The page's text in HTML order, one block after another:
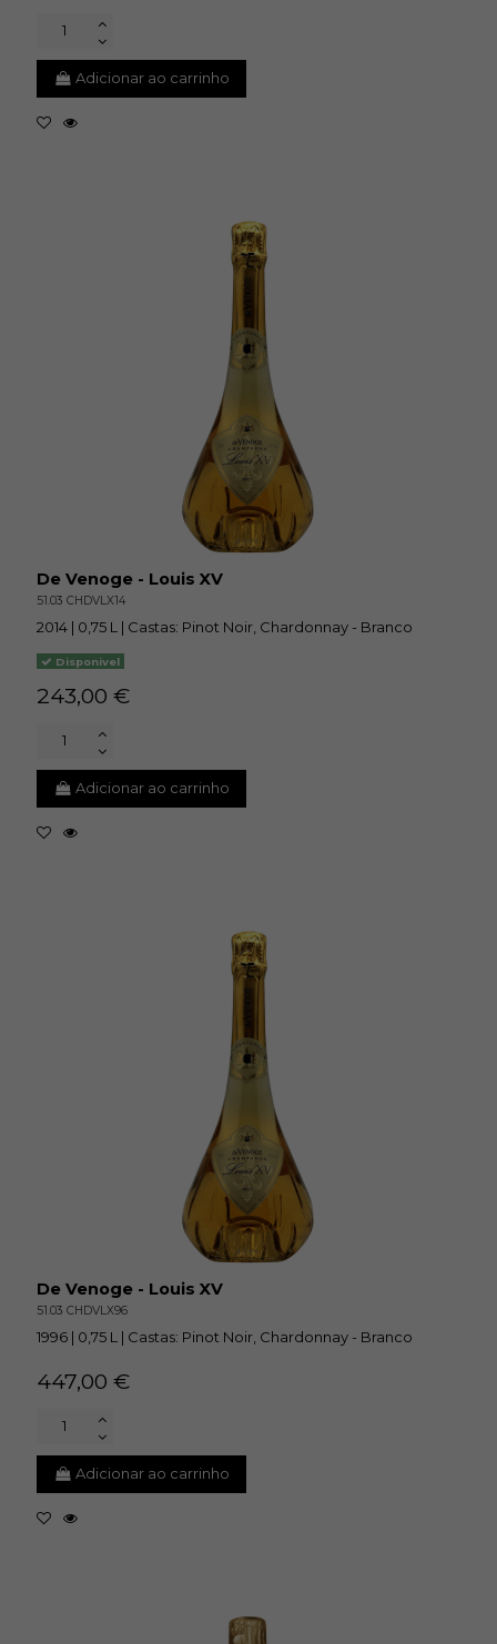
Adicionar ao carrinho
De Venoge - Louis XV
51.03 CHDVLX14
2014 | 0,75 L | Castas: Pinot Noir, Chardonnay - Branco
Disponivel
243,00 €
Adicionar ao carrinho
De Venoge - Louis XV
51.03 CHDVLX96
1996 | 0,75 L | Castas: Pinot Noir, Chardonnay - Branco
447,00 €
Adicionar ao carrinho